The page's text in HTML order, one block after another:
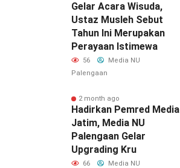
Gelar Acara Wisuda,
Ustaz Musleh Sebut
Tahun Ini Merupakan
Perayaan Istimewa
56
Media NU
Palengaan
2 month ago
Hadirkan Pemred Media
Jatim, Media NU
Palengaan Gelar
Upgrading Kru
66
Media NU